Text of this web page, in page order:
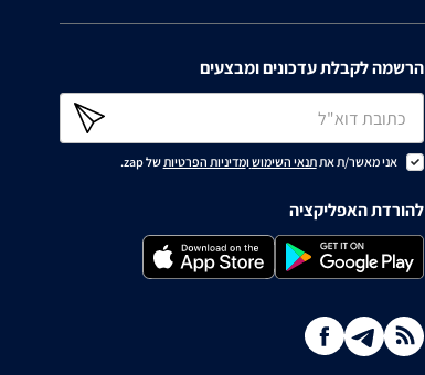
הרשמה לקבלת עדכונים ומבצעים
אני מאשר/ת אתתנאי השימושומדיניות הפרטיותשל zap.
להורדת האפליקציה